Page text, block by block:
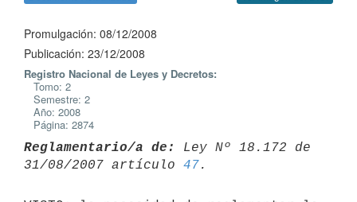
Promulgación: 08/12/2008
Publicación: 23/12/2008
Registro Nacional de Leyes y Decretos:
Tomo: 2
Semestre: 2
Año: 2008
Página: 2874
Reglamentario/a de:
Ley Nº 18.172 de
31/08/2007 artículo 47